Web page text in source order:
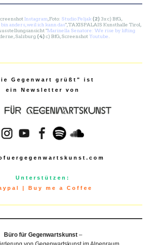
Instagram , Foto: Studio Peljak(2) 3x c) BfG,
bin anders, weil ich kann das", TAXISPALAIS Kunsthalle Tirol,
"Marinella Senatore: We rise by lifting
Salzburg (4) c) BfG, Screenshot Youtube
Gegenwart grüßt" ist
ein Newsletter von
Unterstützen:
| Buy me a Coffee
Büro für Gegenwartskunst–